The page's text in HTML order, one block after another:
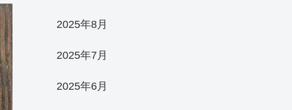
2025年8月
2025年7月
2025年6月